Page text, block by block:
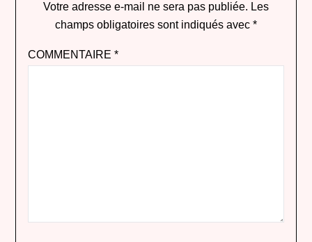
Votre adresse e-mail ne sera pas publiée. Les
champs obligatoires sont indiqués avec *
COMMENTAIRE *